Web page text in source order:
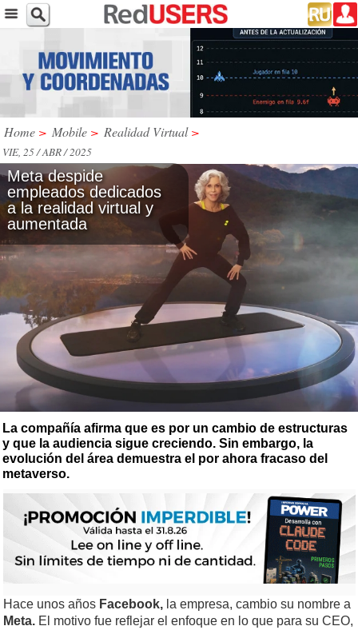
Home > Mobile > Realidad Virtual >
VIE, 25 / ABR / 2025
Meta despide
empleados dedicados
a la realidad virtual y
aumentada
La compañía afirma que es por un cambio de estructuras
y que la audiencia sigue creciendo. Sin embargo, la
evolución del área demuestra el por ahora fracaso del
metaverso.
Hace unos años Facebook, la empresa, cambio su nombre a
Meta. El motivo fue reflejar el enfoque en lo que para su CEO,